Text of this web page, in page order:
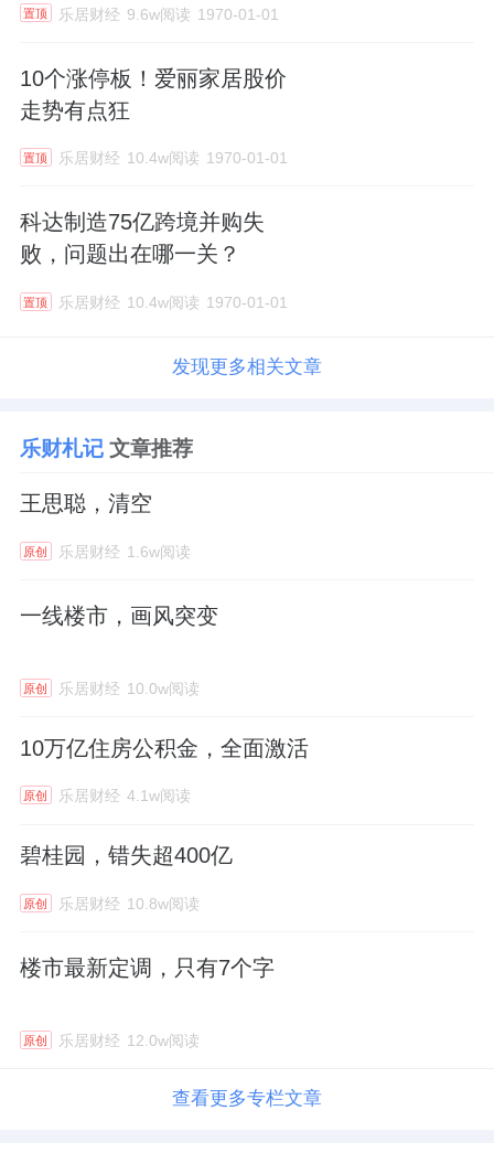
置顶 乐居财经 9.6w阅读 1970-01-01
10个涨停板！爱丽家居股价
走势有点狂
置顶 乐居财经 10.4w阅读 1970-01-01
科达制造75亿跨境并购失
败，问题出在哪一关？
置顶 乐居财经 10.4w阅读 1970-01-01
发现更多相关文章
乐财札记文章推荐
王思聪，清空
原创 乐居财经 1.6w阅读
一线楼市，画风突变
原创 乐居财经 10.0w阅读
10万亿住房公积金，全面激活
原创 乐居财经 4.1w阅读
碧桂园，错失超400亿
原创 乐居财经 10.8w阅读
楼市最新定调，只有7个字
原创 乐居财经 12.0w阅读
查看更多专栏文章